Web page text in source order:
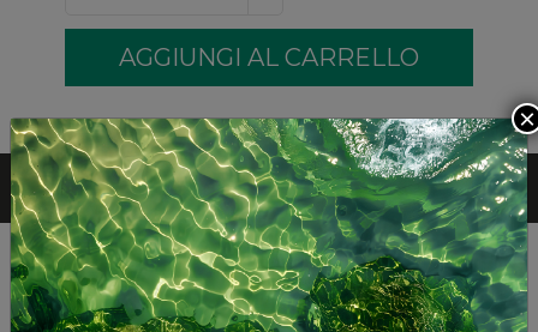
ACCESSORIFREATIMETRO BFM
×